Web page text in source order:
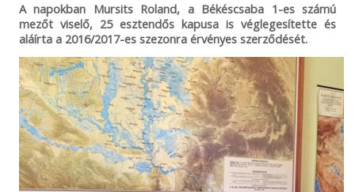
A napokban Mursits Roland, a Békéscsaba 1-es számú
mezőt viselő, 25 esztendős kapusa is véglegesítette és
aláírta a 2016/2017-es szezonra érvényes szerződését.